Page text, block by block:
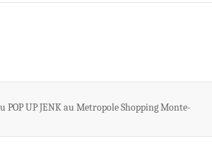
POP UP JENK au Metropole Shopping Monte-